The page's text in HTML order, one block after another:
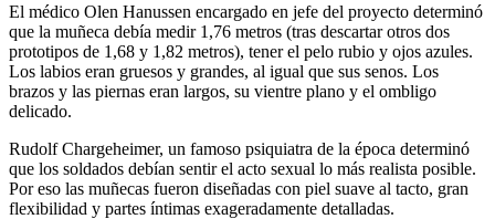
El médico Olen Hanussen encargado en jefe del proyecto determinó
que la muñeca debía medir 1,76 metros (tras descartar otros dos
prototipos de 1,68 y 1,82 metros), tener el pelo rubio y ojos azules.
Los labios eran gruesos y grandes, al igual que sus senos. Los
brazos y las piernas eran largos, su vientre plano y el ombligo
delicado.
Rudolf Chargeheimer, un famoso psiquiatra de la época determinó
que los soldados debían sentir el acto sexual lo más realista posible.
Por eso las muñecas fueron diseñadas con piel suave al tacto, gran
flexibilidad y partes íntimas exageradamente detalladas.